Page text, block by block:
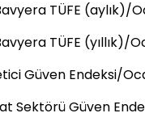
TÜFE (aylık)/
TÜFE (yıllık)/
Güven Endeksi/
Sektörü Güven